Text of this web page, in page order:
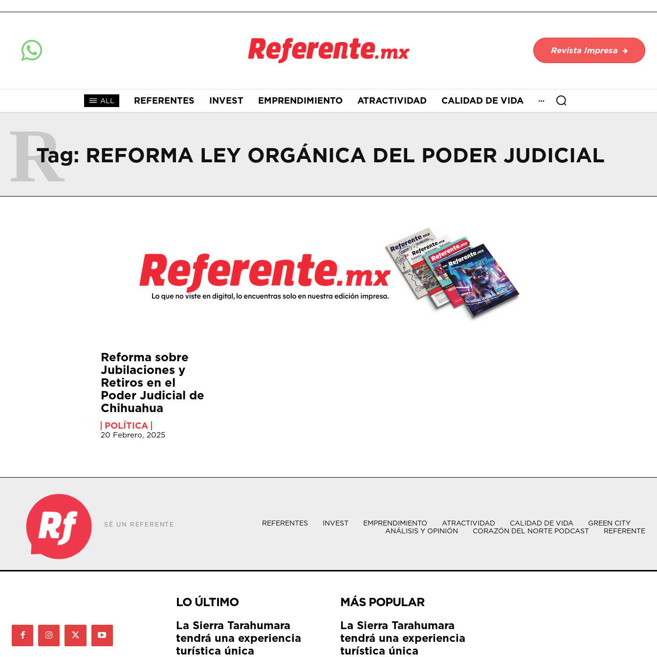
Revista Impresa
ALL REFERENTES INVEST EMPRENDIMIENTO ATRACTIVIDAD CALIDAD DE VIDA
Tag: REFORMA LEY ORGÁNICA DEL PODER JUDICIAL
R
Reforma sobre
Jubilaciones y
Retiros en el
Poder Judicial de
Chihuahua
POLÍTICA
20 Febrero, 2025
SÉ UN REFERENTE REFERENTES INVEST EMPRENDIMIENTO ATRACTIVIDAD CALIDAD DE VIDA
GREEN CITY
ANÁLISIS Y OPINIÓN
CORAZÓN DEL NORTE PODCAST REFERENTE
LO ÚLTIMO
La Sierra Tarahumara
tendrá una experiencia
turística única
MÁS POPULAR
La Sierra Tarahumara
tendrá una experiencia
turística única